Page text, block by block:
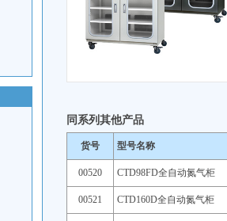
同系列其他产品
货号 型号名称
00520 CTD98FD全自动氮气柜
00521 CTD160D全自动氮气柜